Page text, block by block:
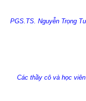
PGS.TS. Nguyễn Trọng
Các thầy cô và học